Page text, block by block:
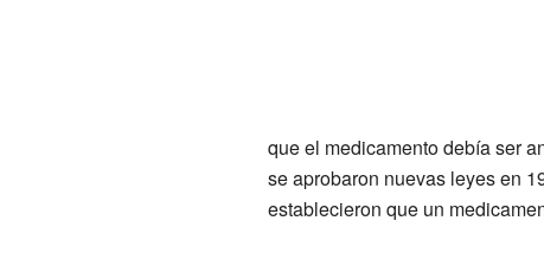
que el medicamento debía ser
se aprobaron nuevas leyes en
establecieron que un